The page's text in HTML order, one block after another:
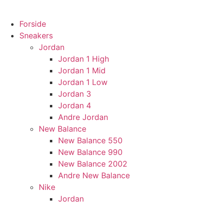
Forside
Sneakers
Jordan
Jordan 1 High
Jordan 1 Mid
Jordan 1 Low
Jordan 3
Jordan 4
Andre Jordan
New Balance
New Balance 550
New Balance 990
New Balance 2002
Andre New Balance
Nike
Jordan